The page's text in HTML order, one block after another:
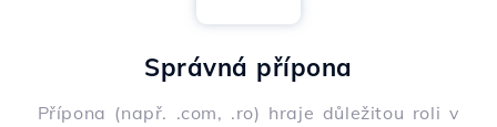
Správná přípona
Přípona (např. .com, .ro) hraje důležitou roli v